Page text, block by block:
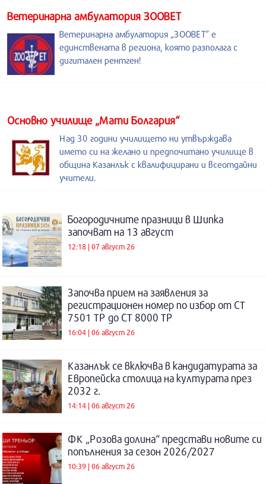
Ветеринарна амбулатория ЗООВЕТ
Ветеринарна амбулатория „ЗООВЕТ” е
единствената в региона, която разполага с
дигитален рентген!
Основно училище „Мати Болгария“
Над 30 години училището ни утвърждава
името си на желано и предпочитано училище в
община Казанлък с квалифицирани и всеотдайни
учители.
Богородичните празници в Шипка
започват на 13 август
12:18 | 07 август 26
Започва прием на заявления за
регистрационен номер по избор от СТ
7501 ТР до СТ 8000 ТР
16:04 | 06 август 26
Казанлък се включва в кандидатурата за
Европейска столица на културата през
2032 г.
14:14 | 06 август 26
ФК „Розова долина“ представи новите си
попълнения за сезон 2026/2027
10:39 | 06 август 26